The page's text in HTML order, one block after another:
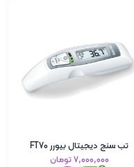
تب سنج دیجیتال بیورر FT70
۷٬۰۰۰٬۰۰۰ تومان